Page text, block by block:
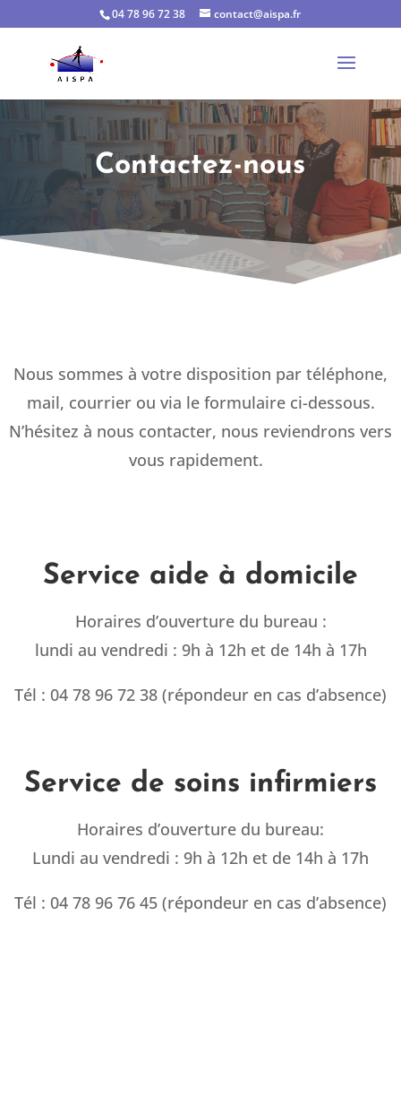
04 78 96 72 38 contact@aispa.fr
Contactez-nous
Nous sommes à votre disposition par téléphone,
mail, courrier ou via le formulaire ci-dessous.
N’hésitez à nous contacter, nous reviendrons vers
vous rapidement.
Service aide à domicile
Horaires d’ouverture du bureau :
lundi au vendredi : 9h à 12h et de 14h à 17h
Tél : 04 78 96 72 38 (répondeur en cas d’absence)
Service de soins infirmiers
Horaires d’ouverture du bureau:
Lundi au vendredi : 9h à 12h et de 14h à 17h
Tél : 04 78 96 76 45 (répondeur en cas d’absence)